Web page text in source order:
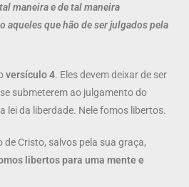
maneira e de tal maneira
aqueles que hão de ser julgados pela
versículo 4. Eles devem deixar de ser
submeterem ao julgamento do
lei da liberdade. Nele fomos libertos.
de Cristo, salvos pela sua graça,
libertos para uma mente e